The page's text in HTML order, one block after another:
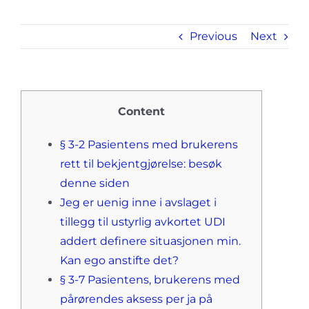
Previous Next
Content
§ 3-2 Pasientens med brukerens
rett til bekjentgjørelse: besøk
denne siden
Jeg er uenig inne i avslaget i
tillegg til ustyrlig avkortet UDI
addert definere situasjonen min.
Kan ego anstifte det?
§ 3-7 Pasientens, brukerens med
pårørendes aksess per ja på